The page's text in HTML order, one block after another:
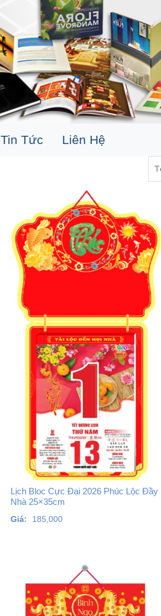
Tin Tức Liên Hệ
Lịch Bloc Cực Đại 2026 Phúc Lộc Đầy
Nhà 25×35cm
Giá: 185,000